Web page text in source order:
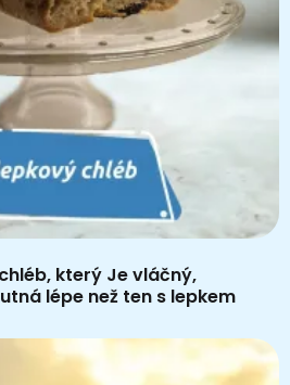
který Je vláčný,
lépe než ten s lepkem